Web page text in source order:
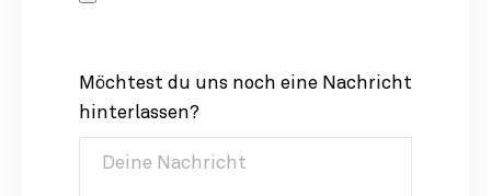
Möchtest du uns noch eine Nachricht
hinterlassen?